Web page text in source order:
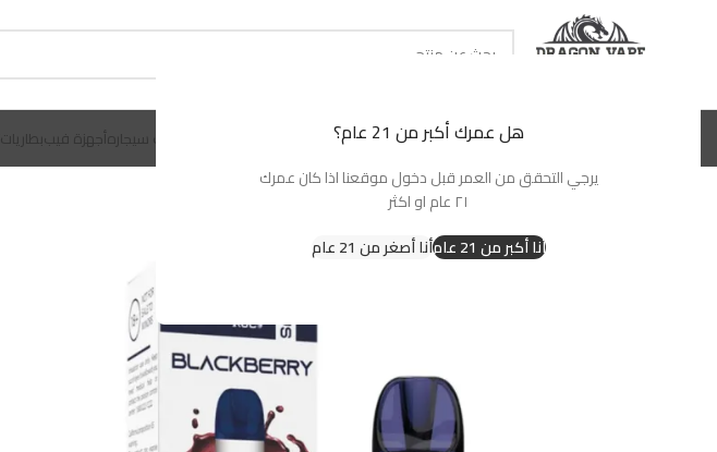
هل عمرك أكبر من 21 عام؟
يرجي التحقق من العمر قبل دخول موقعنا اذا كان عمرك
٢١ عام او اكثر
أنا أكبر من 21 عام
أنا أصغر من 21 عام
سحبات جاهزةنكهات شيشةبودات جاهزةنكهات سولت سحبات سيجاره أجهزة فيب بطاريات